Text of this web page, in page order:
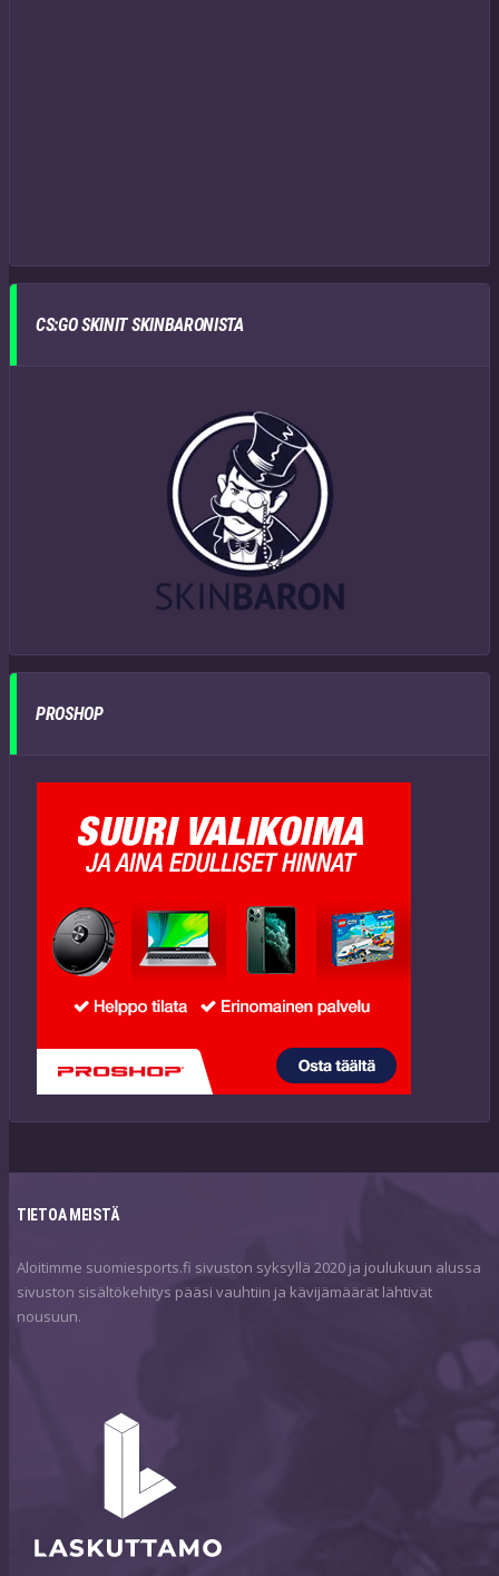
CS:GO SKINIT SKINBARONISTA
PROSHOP
TIETOA MEISTÄ
Aloitimme suomiesports.fi sivuston syksyllä 2020 ja joulukuun alussa
sivuston sisältökehitys pääsi vauhtiin ja kävijämäärät lähtivät
nousuun.